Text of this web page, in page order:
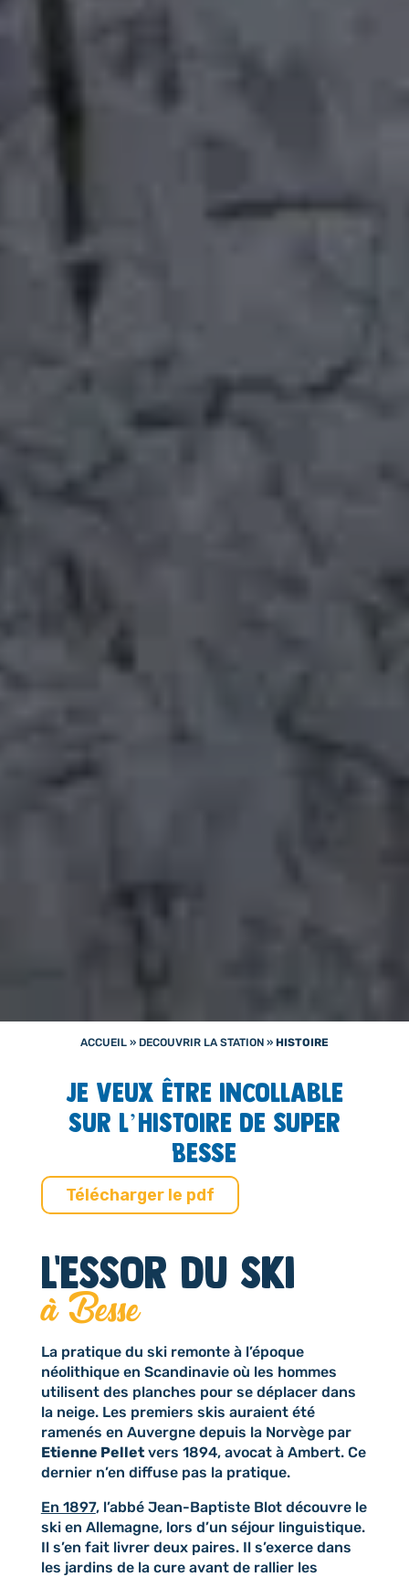
ACCUEIL» DECOUVRIR LA STATION» HISTOIRE
Je veux être incollable
sur l’histoire de Super
Besse
Télécharger le pdf
l'essor du ski
à Besse
La pratique du ski remonte à l’époque
néolithique en Scandinavie où les hommes
utilisent des planches pour se déplacer dans
la neige. Les premiers skis auraient été
ramenés en Auvergne depuis la Norvège par
Etienne Pelletvers 1894, avocat à Ambert. Ce
dernier n’en diffuse pas la pratique.
En 1897, l’abbé Jean-Baptiste Blot découvre le
ski en Allemagne, lors d’un séjour linguistique.
Il s’en fait livrer deux paires. Il s’exerce dans
les jardins de la cure avant de rallier les